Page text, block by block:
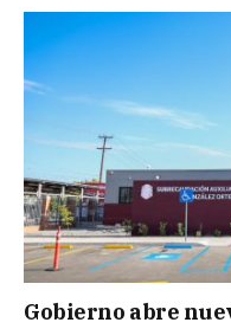
Gobierno abre